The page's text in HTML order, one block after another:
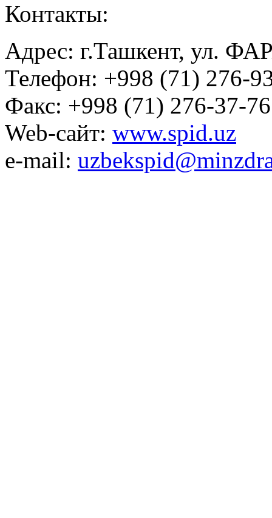
Контакты:
Адрес: г.Ташкент, ул.
Телефон: +998 (71) 276-
Факс: +998 (71) 276-37-76
Web-сайт: www.spid.uz
e-mail: